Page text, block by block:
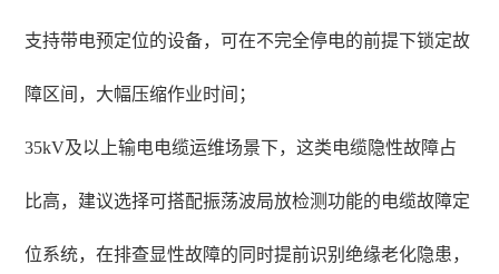
支持带电预定位的设备，可在不完全停电的前提下锁定故
障区间，大幅压缩作业时间；
35kV及以上输电电缆运维场景下，这类电缆隐性故障占
比高，建议选择可搭配振荡波局放检测功能的电缆故障定
位系统，在排查显性故障的同时提前识别绝缘老化隐患，